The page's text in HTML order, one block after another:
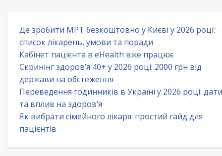
Де зробити МРТ безкоштовно у Києві у 2026 році:
список лікарень, умови та поради
Кабінет пацієнта в eHealth вже працює
Скринінг здоров’я 40+ у 2026 році: 2000 грн від
держави на обстеження
Переведення годинників в Україні у 2026 році: дати
та вплив на здоров’я
Як вибрати сімейного лікаря: простий гайд для
пацієнтів